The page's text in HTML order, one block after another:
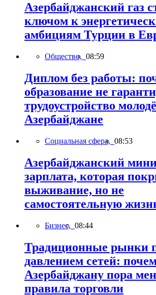
Азербайджанский газ
ключом к
амбициям Турции в
Общество, 08:59
Диплом без работы:
образование не
трудоустройство
Азербайджане
Социальная сфера, 08:53
Азербайджанский
зарплата, которая
выживание, но не
самостоятельную
Бизнес, 08:44
Традиционные рынки
давлением сетей:
Азербайджану пора
правила торговли